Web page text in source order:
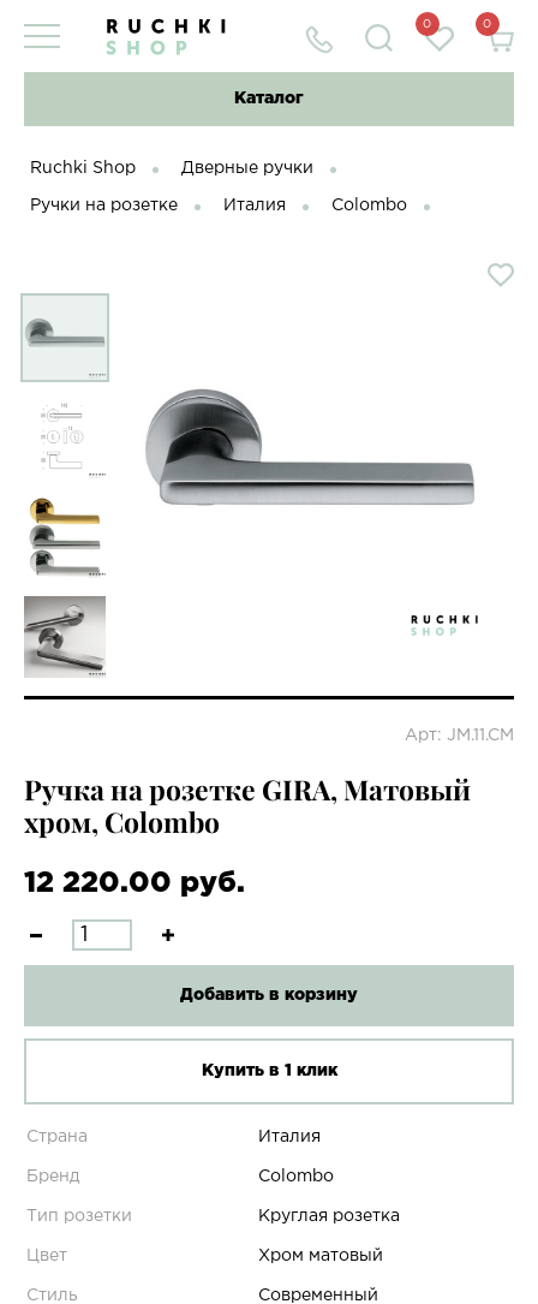
0 0
Каталог
Ruchki Shop Дверные ручки
Ручки на розетке Италия Colombo
Арт: JM.11.CM
Ручка на розетке GIRA, Матовый
хром, Colombo
12 220.00 руб.
Добавить в корзину
Купить в 1 клик
Страна Италия
Бренд Colombo
Тип розетки Круглая розетка
Цвет Хром матовый
Стиль Современный